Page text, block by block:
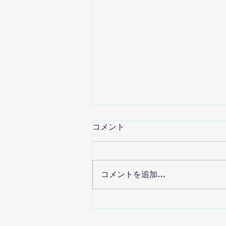
8月イベント情報🍉
コメント
コメントを追加…